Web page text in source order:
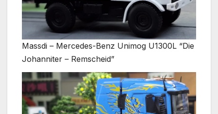
Massdi – Mercedes-Benz Unimog U1300L “Die
Johanniter – Remscheid”